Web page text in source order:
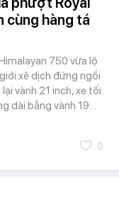
cùng hàng tá
750 vừa lộ
xê dịch đứng ngồi
vành 21 inch, xe tối
dài bằng vành 19…
0